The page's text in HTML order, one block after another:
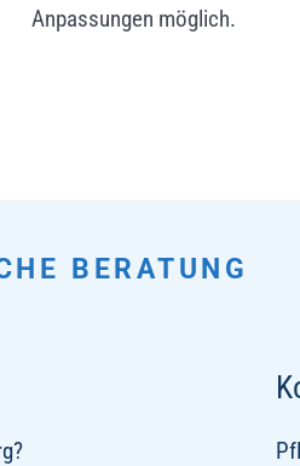
Anpassungen möglich.
BERATUNG